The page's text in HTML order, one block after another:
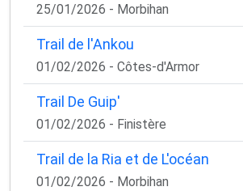
25/01/2026 - Morbihan
Trail de l'Ankou
01/02/2026 - Côtes-d'Armor
Trail De Guip'
01/02/2026 - Finistère
Trail de la Ria et de L'océan
01/02/2026 - Morbihan